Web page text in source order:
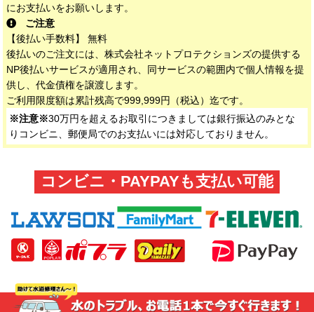
にお支払いをお願いします。
ご注意
【後払い手数料】 無料
後払いのご注文には、株式会社ネットプロテクションズの提供する
NP後払いサービスが適用され、同サービスの範囲内で個人情報を提
供し、代金債権を譲渡します。
ご利用限度額は累計残高で999,999円（税込）迄です。
※注意※30万円を超えるお取引につきましては銀行振込のみとな
りコンビニ、郵便局でのお支払いには対応しておりません。
コンビニ・PAYPAYも支払い可能